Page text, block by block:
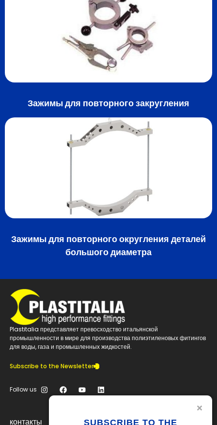
Зажимы для повторного закругления
Зажимы для повторного округления деталей
большого диаметра
Plastitalia представляет превосходство итальянской
промышленности в мире для производства полиэтиленовых фитингов
для воды, газа и промышленных жидкостей.
Subscribe to the Newsletter
Follow us
контакты SUBSCRIBE TO THE